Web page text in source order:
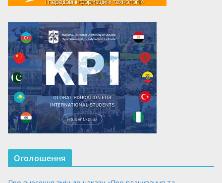
Оголошення